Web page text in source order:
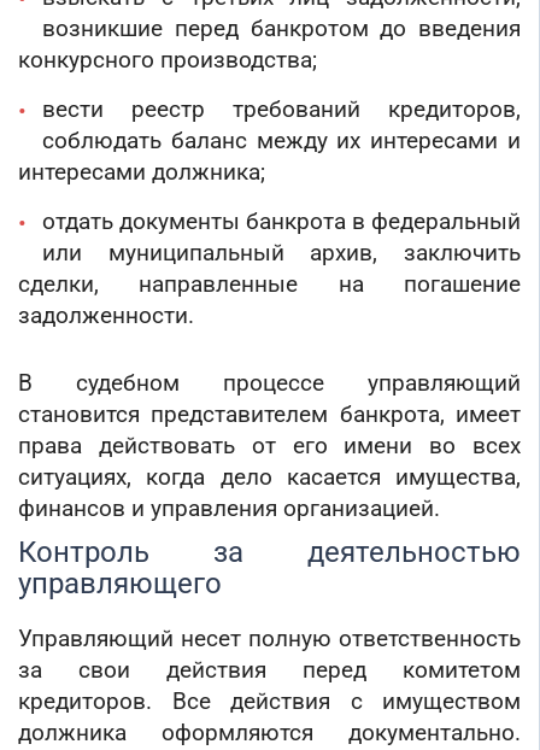
возникшие перед банкротом до введения
конкурсного производства;
вести реестр требований кредиторов,
соблюдать баланс между их интересами и
интересами должника;
отдать документы банкрота в федеральный
или муниципальный архив, заключить
сделки, направленные на погашение
задолженности.
В судебном процессе управляющий
становится представителем банкрота, имеет
права действовать от его имени во всех
ситуациях, когда дело касается имущества,
финансов и управления организацией.
Контроль за деятельностью
управляющего
Управляющий несет полную ответственность
за свои действия перед комитетом
кредиторов. Все действия с имуществом
должника оформляются документально.